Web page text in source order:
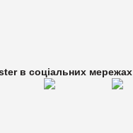
в соціальних мережах